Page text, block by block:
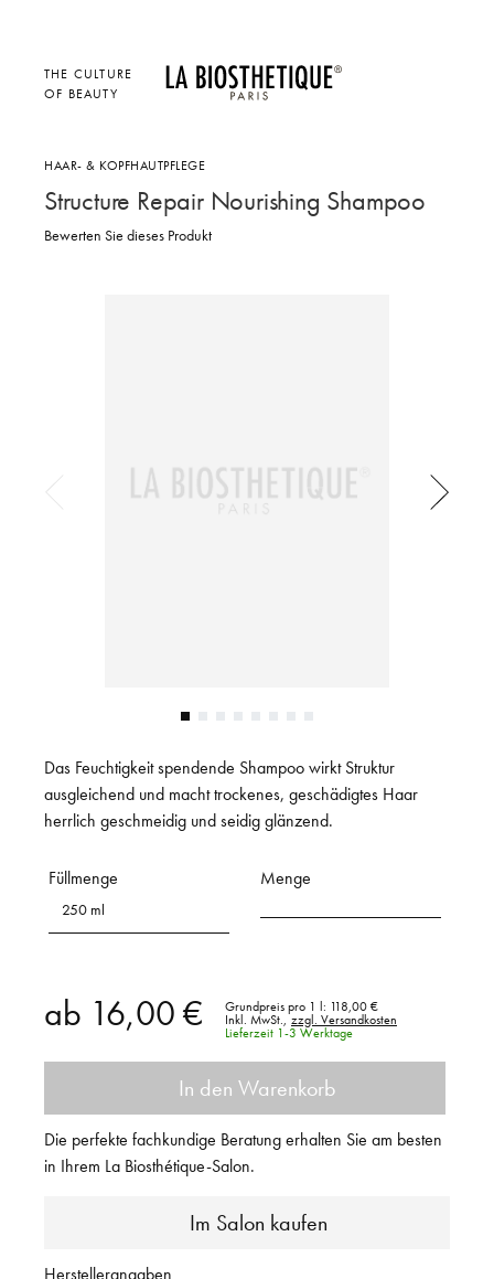
THE CULTURE
OF BEAUTY
HAAR- & KOPFHAUTPFLEGE
Structure Repair Nourishing Shampoo
Bewerten Sie dieses Produkt
Das Feuchtigkeit spendende Shampoo wirkt Struktur
ausgleichend und macht trockenes, geschädigtes Haar
herrlich geschmeidig und seidig glänzend.
Füllmenge
250 ml
Menge
ab 16,00 € Grundpreis pro 1 l: 118,00 €
Inkl. MwSt.,
zzgl. Versandkosten
Lieferzeit 1-3 Werktage
In den Warenkorb
Im Salon kaufen
Die perfekte fachkundige Beratung erhalten Sie am besten
in Ihrem La Biosthétique-Salon.
Herstellerangaben